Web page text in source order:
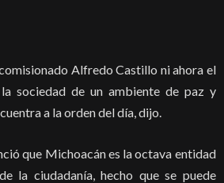
Alfredo Castillo ni ahora el
sociedad de un ambiente de paz y
a la orden del día, dijo.
que Michoacán es la octava entidad
la ciudadanía, hecho que se puede